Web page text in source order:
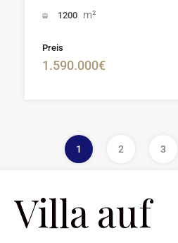
1200 m²
Preis
1.590.000€
1 2 3
Villa auf